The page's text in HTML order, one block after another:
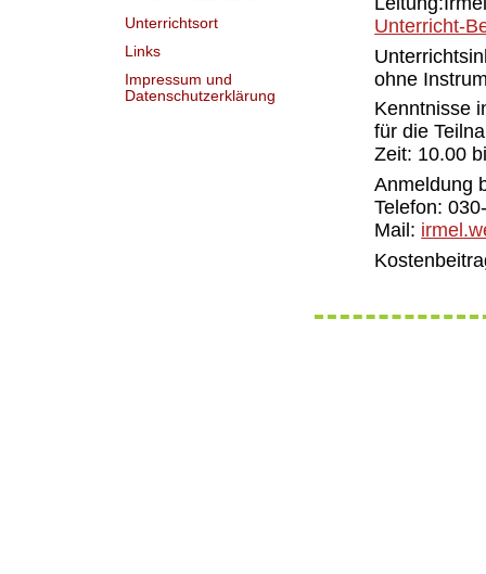
Unterrichtsort
Links
Impressum und
Datenschutzerklärung
Unterricht-
ohne
Kenntnisse
für die
Zeit: 10.00
Anmeldung
Telefon:
Mail: